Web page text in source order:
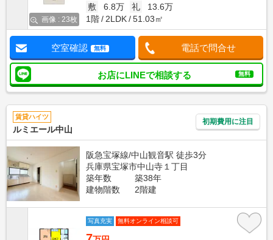
画像 : 23枚
敷
6.8万 礼
13.6万
1階
2LDK 51.03㎡
空室確認 無料 電話で問合せ
お店にLINEで相談する 無料
賃貸ハイツ
ルミエール中山
初期費用に注目
阪急宝塚線/中山観音駅 徒歩3分
兵庫県宝塚市中山寺１丁目
築年数
築38年
建物階数
2階建
写真充実 無料オンライン相談可